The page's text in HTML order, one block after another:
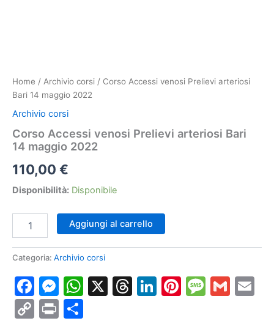
Home / Archivio corsi / Corso Accessi venosi Prelievi arteriosi
Bari 14 maggio 2022
Archivio corsi
Corso Accessi venosi Prelievi arteriosi Bari
14 maggio 2022
110,00 €
Disponibilità: Disponibile
Accessi
Prelievi
Bari
14
maggio
2022
Aggiungi al carrello
Categoria: Archivio corsi
Facebook
Messenger
WhatsApp
X Threads
LinkedIn
Pinterest
Copy
Print